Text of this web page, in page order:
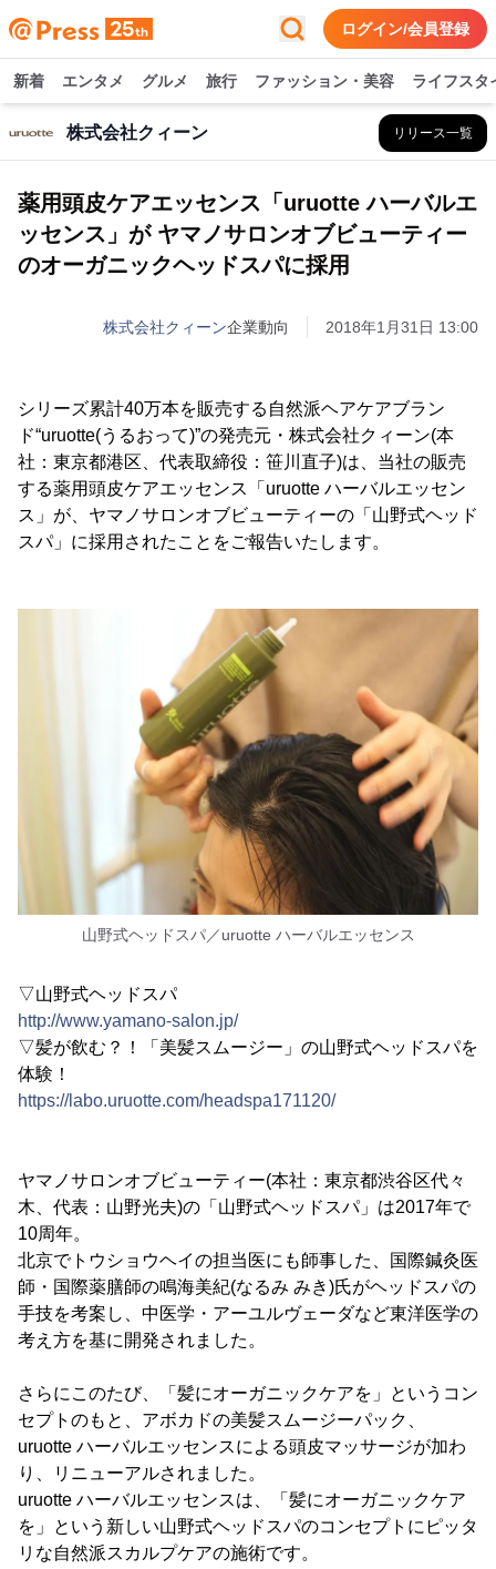
ログイン/会員登録
新着 エンタメ グルメ 旅行 ファッション・美容 ライフスタ
株式会社クィーン リリース一覧
薬用頭皮ケアエッセンス「uruotte ハーバルエ
ッセンス」が ヤマノサロンオブビューティー
のオーガニックヘッドスパに採用
株式会社クィーン企業動向 2018年1月31日 13:00
シリーズ累計40万本を販売する自然派ヘアケアブラン
ド“uruotte(うるおって)”の発売元・株式会社クィーン(本
社：東京都港区、代表取締役：笹川直子)は、当社の販売
する薬用頭皮ケアエッセンス「uruotte ハーバルエッセン
ス」が、ヤマノサロンオブビューティーの「山野式ヘッド
スパ」に採用されたことをご報告いたします。
山野式ヘッドスパ／uruotte ハーバルエッセンス
▽山野式ヘッドスパ
http://www.yamano-salon.jp/
▽髪が飲む？！「美髪スムージー」の山野式ヘッドスパを
体験！
https://labo.uruotte.com/headspa171120/
ヤマノサロンオブビューティー(本社：東京都渋谷区代々
木、代表：山野光夫)の「山野式ヘッドスパ」は2017年で
10周年。
北京でトウショウヘイの担当医にも師事した、国際鍼灸医
師・国際薬膳師の鳴海美紀(なるみ みき)氏がヘッドスパの
手技を考案し、中医学・アーユルヴェーダなど東洋医学の
考え方を基に開発されました。
さらにこのたび、「髪にオーガニックケアを」というコン
セプトのもと、アボカドの美髪スムージーパック、
uruotte ハーバルエッセンスによる頭皮マッサージが加わ
り、リニューアルされました。
uruotte ハーバルエッセンスは、「髪にオーガニックケア
を」という新しい山野式ヘッドスパのコンセプトにピッタ
リな自然派スカルプケアの施術です。